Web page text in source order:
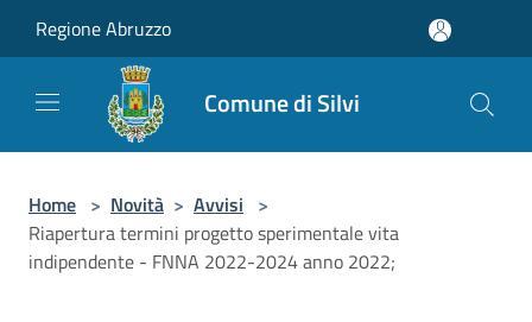
Regione Abruzzo
Comune di Silvi
Home > Novità > Avvisi >
Riapertura termini progetto sperimentale vita
indipendente - FNNA 2022-2024 anno 2022;